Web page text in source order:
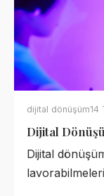
dijital dönüşüm14
Dijital
Dijital